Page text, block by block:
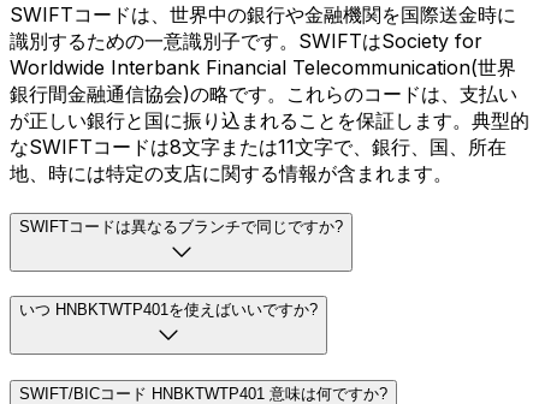
SWIFTコードは、世界中の銀行や金融機関を国際送金時に
識別するための一意識別子です。SWIFTはSociety for
Worldwide Interbank Financial Telecommunication(世界
銀行間金融通信協会)の略です。これらのコードは、支払い
が正しい銀行と国に振り込まれることを保証します。典型的
なSWIFTコードは8文字または11文字で、銀行、国、所在
地、時には特定の支店に関する情報が含まれます。
SWIFTコードは異なるブランチで同じですか?
いつ HNBKTWTP401を使えばいいですか?
SWIFT/BICコード HNBKTWTP401 意味は何ですか?